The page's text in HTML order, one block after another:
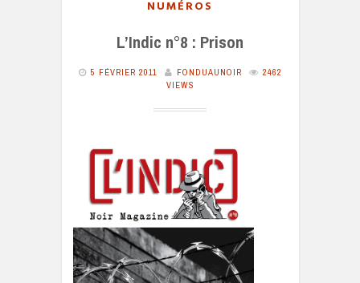
NUMÉROS
L’Indic n°8 : Prison
5 FÉVRIER 2011 FONDUAUNOIR
2462
VIEWS